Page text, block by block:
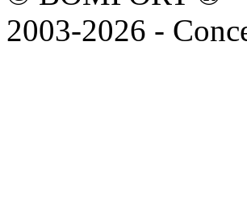
2003-2026 -